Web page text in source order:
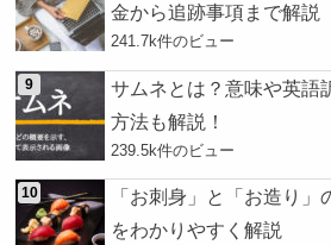
金から追跡事項まで解説
241.7k件のビュー
サムネとは？意味や英語
方法も解説！
239.5k件のビュー
「お刺身」と「お造り
をわかりやすく解説